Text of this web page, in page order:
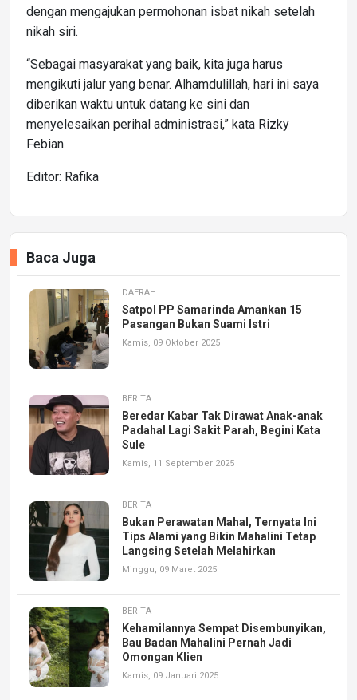
dengan mengajukan permohonan isbat nikah setelah
nikah siri.
“Sebagai masyarakat yang baik, kita juga harus
mengikuti jalur yang benar. Alhamdulillah, hari ini saya
diberikan waktu untuk datang ke sini dan
menyelesaikan perihal administrasi,” kata Rizky
Febian.
Editor: Rafika
Baca Juga
DAERAH
Satpol PP Samarinda Amankan 15
Pasangan Bukan Suami Istri
Kamis, 09 Oktober 2025
BERITA
Beredar Kabar Tak Dirawat Anak-anak
Padahal Lagi Sakit Parah, Begini Kata
Sule
Kamis, 11 September 2025
BERITA
Bukan Perawatan Mahal, Ternyata Ini
Tips Alami yang Bikin Mahalini Tetap
Langsing Setelah Melahirkan
Minggu, 09 Maret 2025
BERITA
Kehamilannya Sempat Disembunyikan,
Bau Badan Mahalini Pernah Jadi
Omongan Klien
Kamis, 09 Januari 2025